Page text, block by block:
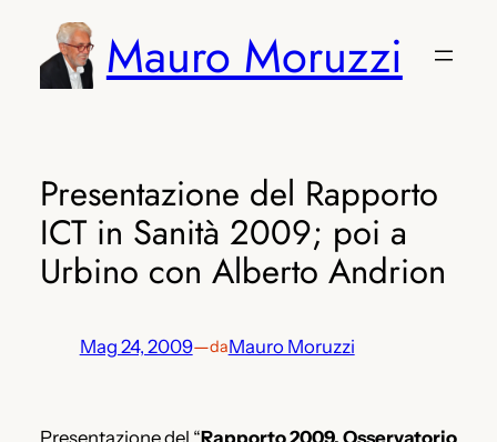
contenuto
Mauro Moruzzi
Presentazione del Rapporto
ICT in Sanità 2009; poi a
Urbino con Alberto Andrion
Mag 24, 2009—daMauro Moruzzi